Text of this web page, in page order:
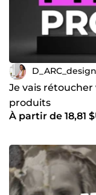
D_ARC_design
Je vais rétoucher
produits
À partir de 18,81